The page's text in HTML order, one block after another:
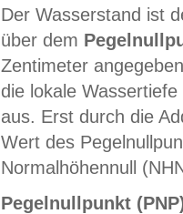
Der Wasserstand ist
über dem
Zentimeter
die lokale
aus. Erst durch die
Wert des
Normalhöhennull
Pegelnullpunkt